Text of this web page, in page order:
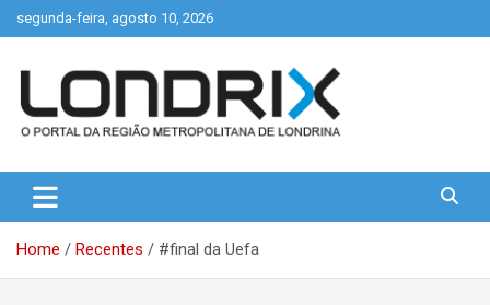
to
segunda-feira, agosto 10, 2026
Londrix
Home Recentes #final da Uefa